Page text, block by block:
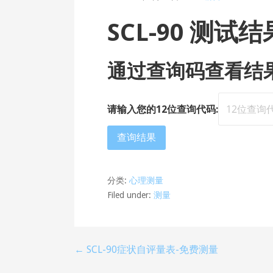
SCL-90 测试结
通过查询码查看结
请输入您的12位查询代码:
查询结果
分类: 心理测量
Filed under: 测量
文
← SCL-90症状自评量表-免费测量